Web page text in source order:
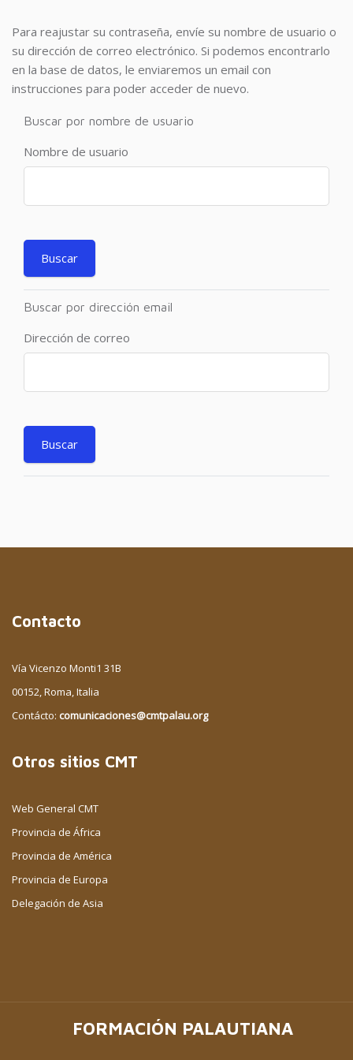
Para reajustar su contraseña, envíe su nombre de usuario o
su dirección de correo electrónico. Si podemos encontrarlo
en la base de datos, le enviaremos un email con
instrucciones para poder acceder de nuevo.
Buscar por nombre de usuario
Nombre de usuario
Buscar por dirección email
Dirección de correo
Contacto
Vía Vicenzo Monti1 31B
00152, Roma, Italia
Contácto: comunicaciones@cmtpalau.org
Otros sitios CMT
Web General CMT
Provincia de África
Provincia de América
Provincia de Europa
Delegación de Asia
FORMACIÓN PALAUTIANA